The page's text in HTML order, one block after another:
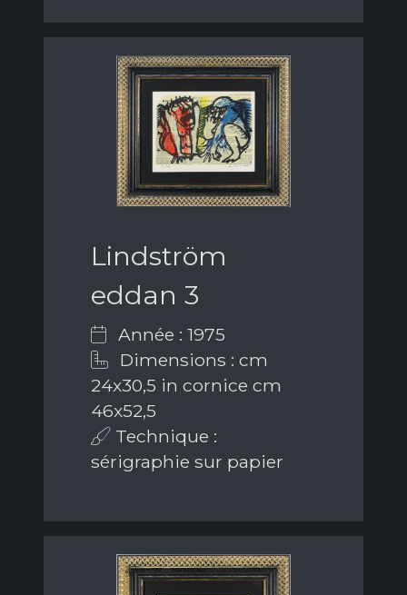
Lindström
eddan 3
Année : 1975
Dimensions : cm
24x30,5 in cornice cm
46x52,5
Technique :
sérigraphie sur papier